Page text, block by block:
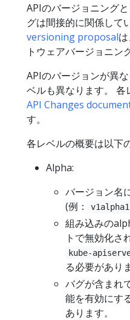
APIのバージョニング
グは間接的に関係して
versioning proposal
トウェアバージョニン
APIのバージョンが異
ベルも異なります。 各
API Changes
す。
各レベルの概要は以下
Alpha:
バージョン名
(例：
v1alpha1
組み込みの
トで無効化さ
kube-
る必要があり
バグが含まれ
能を有効にす
あります。